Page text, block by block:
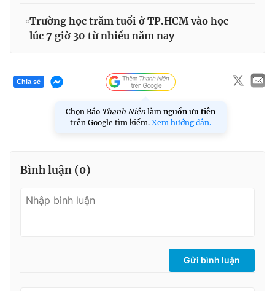
Trường học trăm tuổi ở TP.HCM vào học
lúc 7 giờ 30 từ nhiều năm nay
Chia sẻ
Chọn Báo Thanh Niên làm nguồn ưu tiên
trên Google tìm kiếm. Xem hướng dẫn.
Bình luận (0)
Gửi bình luận